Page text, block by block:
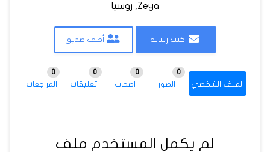
Zeya, روسيا
اكتب رسالة أضف صديق
الملف الشخصي الصور
0
اصحاب
0
تعليقات
0
المراجعات
0
لم يكمل المستخدم ملف